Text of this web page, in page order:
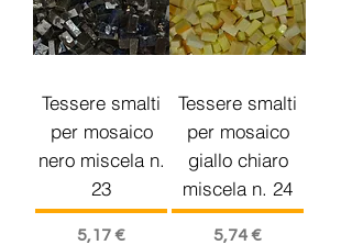
Tessere smalti
per mosaico
nero miscela n.
23
Prezzo
5,17 €
Tessere smalti
per mosaico
giallo chiaro
miscela n. 24
Prezzo
5,74 €